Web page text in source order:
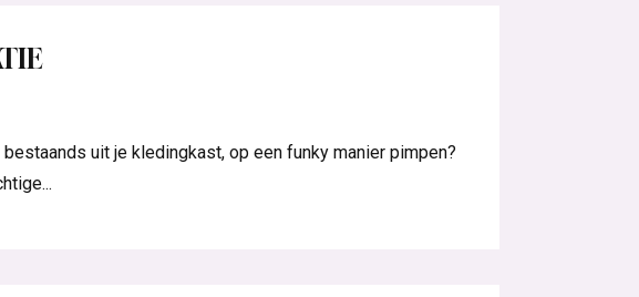
uit je kledingkast, op een funky manier pimpen?